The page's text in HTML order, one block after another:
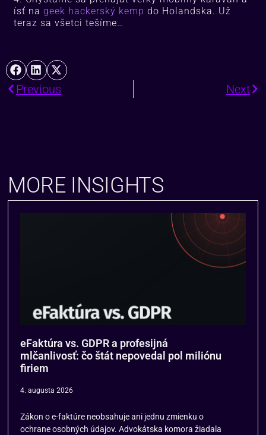
ísť nageek hackerský kemp do Holandska. Už
teraz sa všetci tešíme…
Previous Next
MORE INSIGHTS
eFaktúra vs. GDPR a profesijná
mlčanlivosť: čo štát nepovedal pol miliónu
firiem
4. augusta 2026
Zákon o e-faktúre neobsahuje ani jednu zmienku o
ochrane osobných údajov. Advokátska komora žiadala